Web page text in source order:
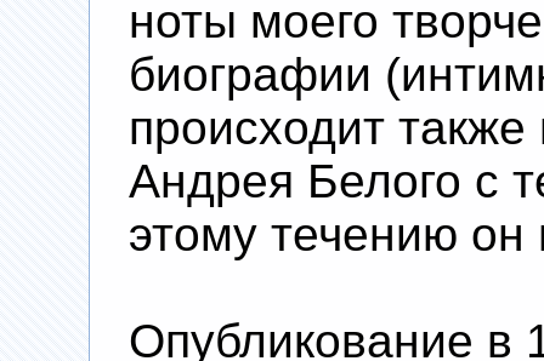
ноты моего
биографии
происходит
Андрея Белого с
этому течению он
Опубликование в